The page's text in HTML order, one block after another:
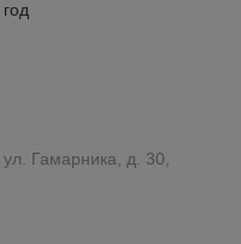
ул. Гамарника, д. 30,